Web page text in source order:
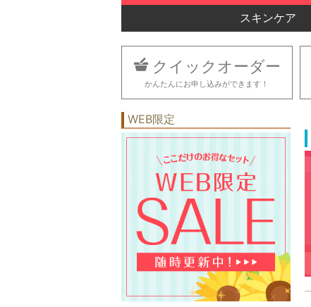
スキンケア
クイックオーダー
かんたんにお申し込みができます！
WEB限定